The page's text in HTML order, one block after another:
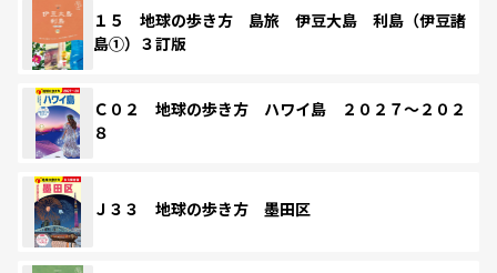
１５ 地球の歩き方 島旅 伊豆大島 利島（伊豆諸
島①）３訂版
Ｃ０２ 地球の歩き方 ハワイ島 ２０２７～２０２
８
Ｊ３３ 地球の歩き方 墨田区